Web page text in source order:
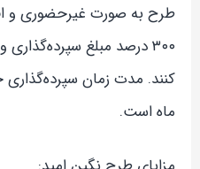
طرح به صورت غیرحضوری و
ماه است.